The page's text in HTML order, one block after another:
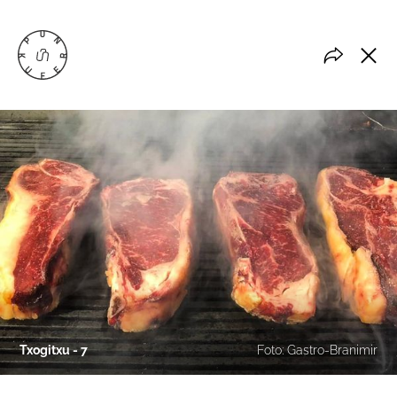
Txogitxu - 7 Foto: Gastro-Branimir